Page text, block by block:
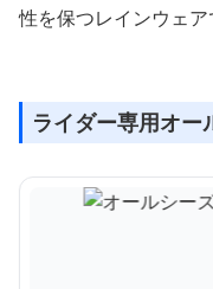
性を保つレインウェア
ライダー専用オー